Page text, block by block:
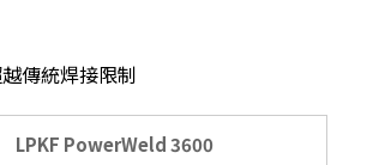
傳統焊接限制
LPKF PowerWeld 3600